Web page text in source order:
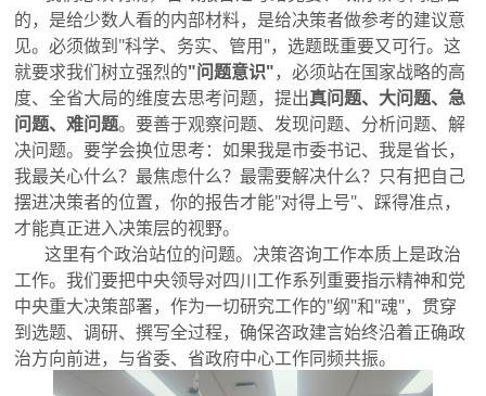
的，是给少数人看的内部材料，是给决策者做参考的建议意
见。必须做到"科学、务实、管用"，选题既重要又可行。这
就要求我们树立强烈的"问题意识"，必须站在国家战略的高
度、全省大局的维度去思考问题，提出真问题、大问题、急
问题、难问题。要善于观察问题、发现问题、分析问题、解
决问题。要学会换位思考：如果我是市委书记、我是省长，
我最关心什么？最焦虑什么？最需要解决什么？只有把自己
摆进决策者的位置，你的报告才能"对得上号"、踩得准点，
才能真正进入决策层的视野。
这里有个政治站位的问题。决策咨询工作本质上是政治
工作。我们要把中央领导对四川工作系列重要指示精神和党
中央重大决策部署，作为一切研究工作的"纲"和"魂"，贯穿
到选题、调研、撰写全过程，确保咨政建言始终沿着正确政
治方向前进，与省委、省政府中心工作同频共振。